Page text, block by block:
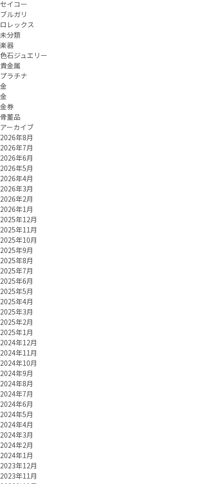
セイコー
ブルガリ
ロレックス
未分類
楽器
色石ジュエリー
貴金属
プラチナ
金
金
金券
骨董品
アーカイブ
2026年8月
2026年7月
2026年6月
2026年5月
2026年4月
2026年3月
2026年2月
2026年1月
2025年12月
2025年11月
2025年10月
2025年9月
2025年8月
2025年7月
2025年6月
2025年5月
2025年4月
2025年3月
2025年2月
2025年1月
2024年12月
2024年11月
2024年10月
2024年9月
2024年8月
2024年7月
2024年6月
2024年5月
2024年4月
2024年3月
2024年2月
2024年1月
2023年12月
2023年11月